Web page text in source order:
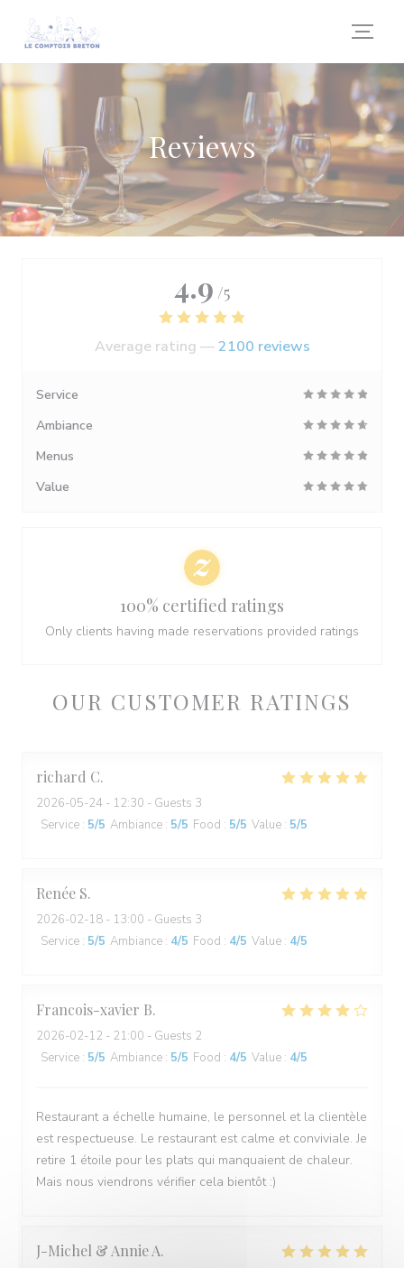
Reviews
OUR CUSTOMER RATINGS
richard C
2026-05-24 - 12:30 - Guests 3
Service : 5/5 Ambiance : 5/5 Food : 5/5 Value : 5/5
Renée S
2026-02-18 - 13:00 - Guests 3
Service : 5/5 Ambiance : 4/5 Food : 4/5 Value : 4/5
Francois-xavier B
2026-02-12 - 21:00 - Guests 2
Service : 5/5 Ambiance : 5/5 Food : 4/5 Value : 4/5
Restaurant a échelle humaine, le personnel et la clientèle
est respectueuse. Le restaurant est calme et conviviale. Je
retire 1 étoile pour les plats qui manquaient de chaleur.
Mais nous viendrons vérifier cela bientôt :)
J-Michel & AnnieA
4.9 /5
Average rating —2100 reviews
Service
Ambiance
Menus
Value
100% certified ratings
Only clients having made reservations provided ratings